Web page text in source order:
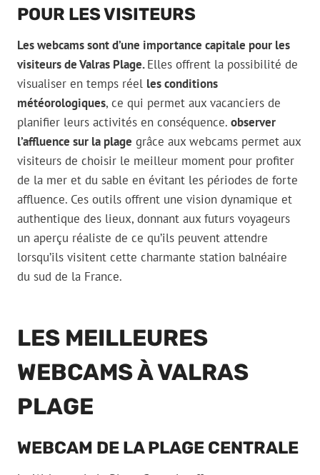
POUR LES VISITEURS
Les webcams sont d’une importance capitale pour les
visiteurs de Valras Plage.Elles offrent la possibilité de
visualiser en temps réel les conditions
météorologiques, ce qui permet aux vacanciers de
planifier leurs activités en conséquence. observer
l’affluence sur la plage grâce aux webcams permet aux
visiteurs de choisir le meilleur moment pour profiter
de la mer et du sable en évitant les périodes de forte
affluence. Ces outils offrent une vision dynamique et
authentique des lieux, donnant aux futurs voyageurs
un aperçu réaliste de ce qu’ils peuvent attendre
lorsqu’ils visitent cette charmante station balnéaire
du sud de la France.
LES MEILLEURES
WEBCAMS À VALRAS
PLAGE
WEBCAM DE LA PLAGE CENTRALE